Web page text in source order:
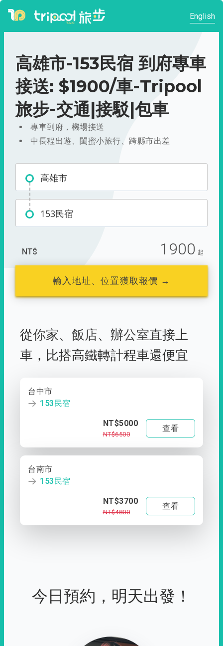
English
高雄市-153民宿 到府專車
接送: $1900/車-Tripool
旅步-交通|接駁|包車
專車到府，機場接送
中長程出遊、閨蜜小旅行、跨縣市出差
高雄市
153民宿
NT$ 1900 起
輸入地址、位置獲取報價 →
從你家、 飯店、 辦公室直接上
車， 比搭高鐵轉計程車還便宜
台中市
153民宿
NT$5000
NT$6500
查看
台南市
153民宿
NT$3700
NT$4800
查看
今日預約，明天出發！